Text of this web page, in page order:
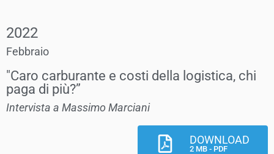
2022
Febbraio
"Caro carburante e costi della logistica, chi
paga di più?”
Intervista a Massimo Marciani
DOWNLOAD
2 MB - PDF